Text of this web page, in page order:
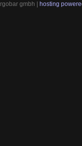
gmbh | hosting